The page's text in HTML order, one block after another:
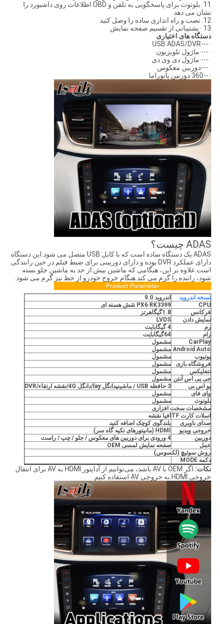
11. بلوتوث برای پاسخگویی به تلفن و OBD اطلاعات روی داشبورد را
نشان می دهد.
12. نصب و راه اندازی ساده را وصل کنید
13 · پشتیبانی از تقسیم صفحه نمایش
دستگاه های اختیاری
· ---USB ADAS/DVR
· --- ماژول تلویزیون
· --- ماژول دی وی دی
· ---دوربین معکوس
· --360 دوربین پانوراما
ADAS چیست؟
ADAS یک دستگاه ساده است که با کابل USB متصل می شود.این دستگاه
دارای عملکرد DVR بوده و دارای دوربینی برای ضبط فیلم در حین رانندگی
است.علاوه بر این، هنگامی که ماشین بیش از حد به ماشین جلو بسته
شود، راننده را گرم می کند.هنگام خروج خودرو از خط نیز گرم می شود.
نسخه اندروید اندروید 9.0
CPU
PX6 RK3399 شش هسته ای
فرکانس
1.8
گیگاهرتز
نمایش دادن
LVDS
رم
4 گیگابایت
رام
64گیگابایت
CarPlay
مشمول
Android Auto مشمول
یوتیوب
مشمول
فروشگاه بازی
مشمول
نتفلیکس
مشمول
جی پی اس آنتن مشمول
یو اس بی
3 حافظه USB / ماشین پدانگل lay/دانگل 4G/نقشه ارتقاء/DVR
وای فای
مشمول
بلوتوث
مشمول
مشخصات سخت افزاری
اسلات کارت TF
افیا نقشه
صدای ناوبری
بلندگوی کوچک اضافه کنید
خروجی ویدیو
HDMI (مانیتورهای تکیه گاه سر)
دوربین
4 ورودی برایدوربین های معکوس / جلو / چپ / راست
عمل
صفحه نمایش لمسی OEM
روش سوئیچ (لکسوس)
دکمه MODE
نکات:
اگر OEM با AV باشد، می‌توانیم از آداپتور HDMI به AV برای انتقال
خروجی HDMI به خروجی AV استفاده کنیم.